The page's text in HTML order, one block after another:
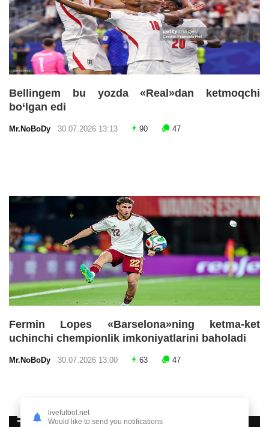
Bellingem bu yozda «Real»dan ketmoqchi
bo‘lgan edi
Mr.NoBoDy 30.07.2026 13:13 90 47
Fermin Lopes «Barselona»ning ketma-ket
uchinchi chempionlik imkoniyatlarini baholadi
Mr.NoBoDy 30.07.2026 13:00 63 47
livefutbol.net
Would like to send you notifications